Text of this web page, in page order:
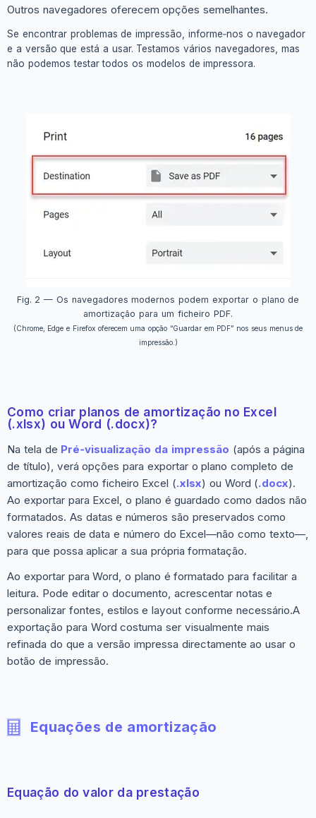
Outros navegadores oferecem opções semelhantes.
Se encontrar problemas de impressão, informe‑nos o navegador
e a versão que está a usar. Testamos vários navegadores, mas
não podemos testar todos os modelos de impressora.
Fig. 2 — Os navegadores modernos podem exportar o plano de
amortização para um ficheiro PDF.
(Chrome, Edge e Firefox oferecem uma opção “Guardar em PDF” nos seus menus de
impressão.)
Como criar planos de amortização no Excel
(.xlsx) ou Word (.docx)?
Na tela de Pré‑visualização da impressão (após a página
de título), verá opções para exportar o plano completo de
amortização como ficheiro Excel (.xlsx) ou Word (.docx).
Ao exportar para Excel, o plano é guardado como dados não
formatados. As datas e números são preservados como
valores reais de data e número do Excel—não como texto—,
para que possa aplicar a sua própria formatação.
Ao exportar para Word, o plano é formatado para facilitar a
leitura. Pode editar o documento, acrescentar notas e
personalizar fontes, estilos e layout conforme necessário.A
exportação para Word costuma ser visualmente mais
refinada do que a versão impressa directamente ao usar o
botão de impressão.
Equações de amortização
Equação do valor da prestação